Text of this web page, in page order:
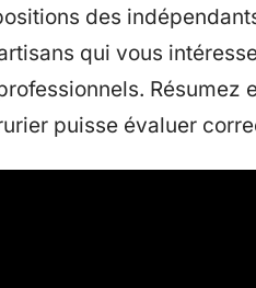
des
qui vous
puisse évaluer